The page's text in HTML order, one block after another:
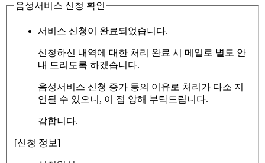
음성서비스 신청 확인
서비스 신청이 완료되었습니다.
신청하신 내역에 대한 처리 완료 시 메일로 별도 안
내 드리도록 하겠습니다.
음성서비스 신청 증가 등의 이유로 처리가 다소 지
연될 수 있으니, 이 점 양해 부탁드립니다.
감합니다.
[신청 정보]